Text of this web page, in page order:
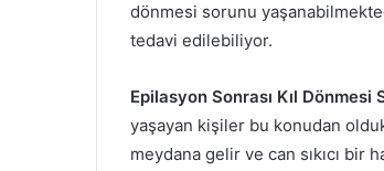
dönmesi sorunu
tedavi edilebiliyor.
Epilasyon Sonrası Kıl Dönmesi
yaşayan kişiler bu konudan
meydana gelir ve can sıkıcı bir